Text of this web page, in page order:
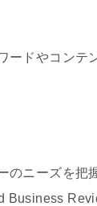
ードやコンテ
のニーズを
Business